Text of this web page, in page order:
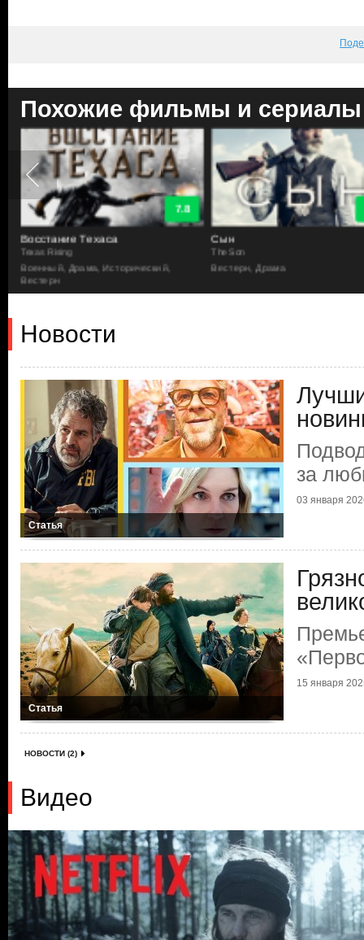
Похожие фильмы и сериалы
7.8
Восстание Техаса
Texas Rising
Военный, Драма, Исторический,
Вестерн
Сын
The Son
Вестерн, Драма
Новости
Статья
за
03 января
Статья
15 января
НОВОСТИ (2)
Видео